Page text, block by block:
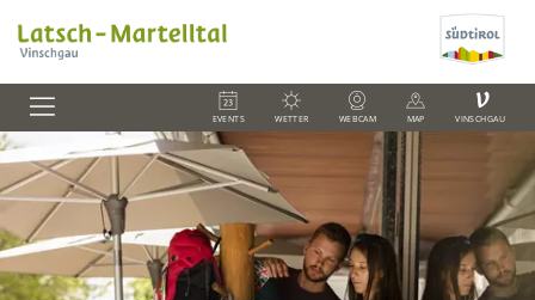
EVENTS WETTER WEBCAM MAP
V
VINSCHGAU